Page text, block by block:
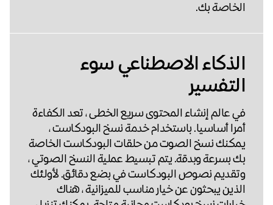
الخاصة بك.
الذكاء الاصطناعي سوء
التفسير
في عالم إنشاء المحتوى سريع الخطى ، تعد الكفاءة
أمرا أساسيا. باستخدام خدمة نسخ البودكاست ،
يمكنك نسخ الصوت من حلقات البودكاست الخاصة
بك بسرعة وبدقة. يتم تبسيط عملية النسخ الصوتي ،
وتقديم نصوص البودكاست في بضع دقائق. لأولئك
الذين يبحثون عن خيار مناسب للميزانية ، هناك